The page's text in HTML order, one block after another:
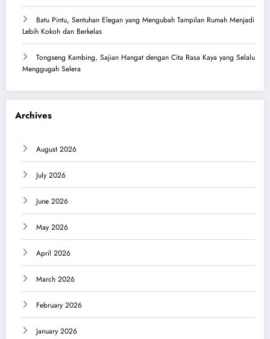
Batu Pintu, Sentuhan Elegan yang Mengubah Tampilan Rumah Menjadi
Lebih Kokoh dan Berkelas
Tongseng Kambing, Sajian Hangat dengan Cita Rasa Kaya yang Selalu
Menggugah Selera
Archives
August 2026
July 2026
June 2026
May 2026
April 2026
March 2026
February 2026
January 2026